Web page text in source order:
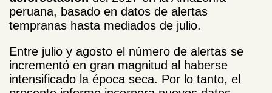
peruana, basado en datos de alertas
tempranas hasta mediados de julio.
Entre julio y agosto el número de alertas se
incrementó en gran magnitud al haberse
intensificado la época seca. Por lo tanto, el